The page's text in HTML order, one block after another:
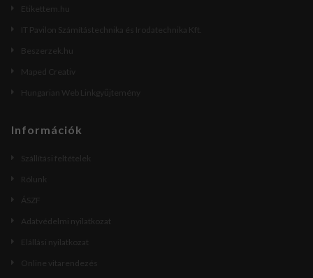
Etikettem.hu
IT Pavilon Számítástechnika és Irodatechnika Kft.
Beszerzek.hu
Maped Creativ
Hungarian Web Linkgyűjtemény
Információk
Szállítási feltételek
Rólunk
ÁSZF
Adatvédelmi nyilatkozat
Elállási nyilatkozat
Online vitarendezés